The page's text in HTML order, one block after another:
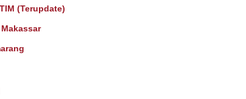
(Terupdate)